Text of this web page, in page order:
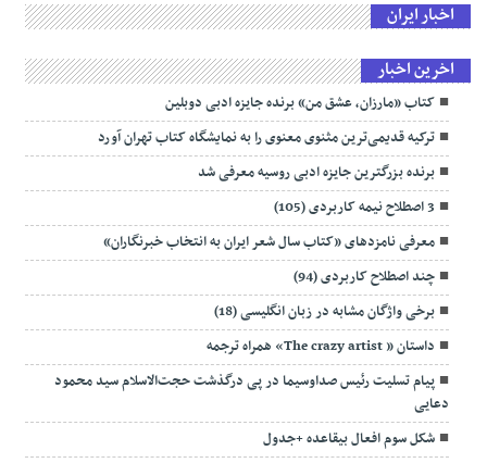
اخبار ایران
اخرین اخبار
کتاب «مارزان، عشق من» برنده جایزه ادبی دوبلین
ترکیه قدیمی‌ترین مثنوی معنوی را به نمایشگاه کتاب تهران آورد
برنده بزرگترین جایزه ادبی روسیه معرفی شد
3 اصطلاح نیمه کاربردی (105)
معرفی نامزدهای «کتاب سال شعر ایران به انتخاب خبرنگاران»
چند اصطلاح کاربردی (94)
برخی واژگان مشابه در زبان انگلیسی (18)
داستان « The crazy artist» همراه ترجمه
پیام تسلیت رئیس صداوسیما در پی درگذشت حجت‌الاسلام سید محمود
دعایی
شکل سوم افعال بیقاعده +جدول